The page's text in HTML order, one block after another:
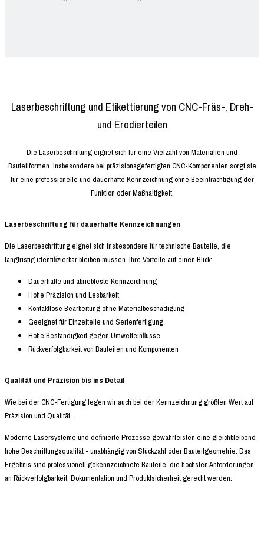
Laserbeschriftung und Etikettierung von CNC-Fräs-, Dreh-
und Erodierteilen
Die Laserbeschriftung eignet sich für eine Vielzahl von Materialien und
Bauteilformen. Insbesondere bei präzisionsgefertigten CNC-Komponenten sorgt sie
für eine professionelle und dauerhafte Kennzeichnung ohne Beeinträchtigung der
Funktion oder Maßhaltigkeit.
Laserbeschriftung für dauerhafte Kennzeichnungen
Die Laserbeschriftung eignet sich insbesondere für technische Bauteile, die
langfristig identifizierbar bleiben müssen. Ihre Vorteile auf einen Blick:
Dauerhafte und abriebfeste Kennzeichnung
Hohe Präzision und Lesbarkeit
Kontaktlose Bearbeitung ohne Materialbeschädigung
Geeignet für Einzelteile und Serienfertigung
Hohe Beständigkeit gegen Umwelteinflüsse
Rückverfolgbarkeit von Bauteilen und Komponenten
Qualität und Präzision bis ins Detail
Wie bei der CNC-Fertigung legen wir auch bei der Kennzeichnung größten Wert auf
Präzision und Qualität.
Moderne Lasersysteme und definierte Prozesse gewährleisten eine gleichbleibend
hohe Beschriftungsqualität - unabhängig von Stückzahl oder Bauteilgeometrie. Das
Ergebnis sind professionell gekennzeichnete Bauteile, die höchsten Anforderungen
an Rückverfolgbarkeit, Dokumentation und Produktsicherheit gerecht werden.